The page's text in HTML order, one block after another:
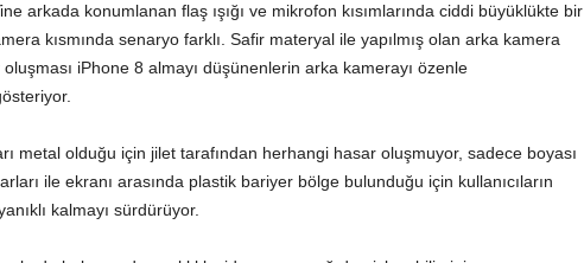
arkada konumlanan flaş ışığı ve mikrofon kısımlarında ciddi büyüklükte bir
kısmında senaryo farklı. Safir materyal ile yapılmış olan arka kamera
iPhone 8 almayı düşünenlerin arka kamerayı özenle
metal olduğu için jilet tarafından herhangi hasar oluşmuyor, sadece boyası
ile ekranı arasında plastik bariyer bölge bulunduğu için kullanıcıların
kalmayı sürdürüyor.